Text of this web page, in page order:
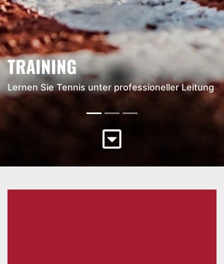
JUGEND
Informieren Sie sich über die Angebote für
Jugendliche im Club